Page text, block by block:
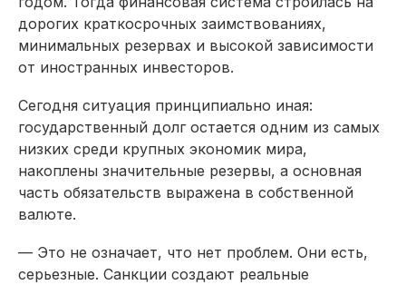
дорогих краткосрочных заимствованиях,
минимальных резервах и высокой зависимости
от иностранных инвесторов.
Сегодня ситуация принципиально иная:
государственный долг остается одним из самых
низких среди крупных экономик мира,
накоплены значительные резервы, а основная
часть обязательств выражена в собственной
валюте.
— Это не означает, что нет проблем. Они есть,
серьезные. Санкции создают реальные